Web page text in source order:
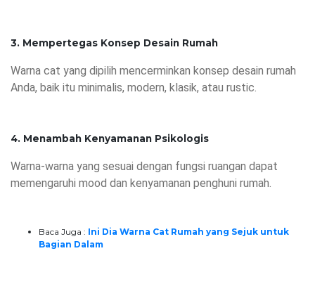
3. Mempertegas Konsep Desain Rumah
Warna cat yang dipilih mencerminkan konsep desain rumah
Anda, baik itu minimalis, modern, klasik, atau rustic.
4. Menambah Kenyamanan Psikologis
Warna-warna yang sesuai dengan fungsi ruangan dapat
memengaruhi mood dan kenyamanan penghuni rumah.
Baca Juga : Ini Dia Warna Cat Rumah yang Sejuk untuk
Bagian Dalam